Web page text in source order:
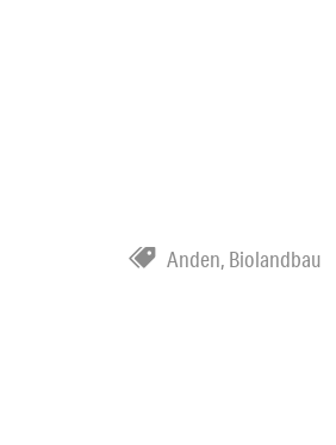
Anden, Biolandbau